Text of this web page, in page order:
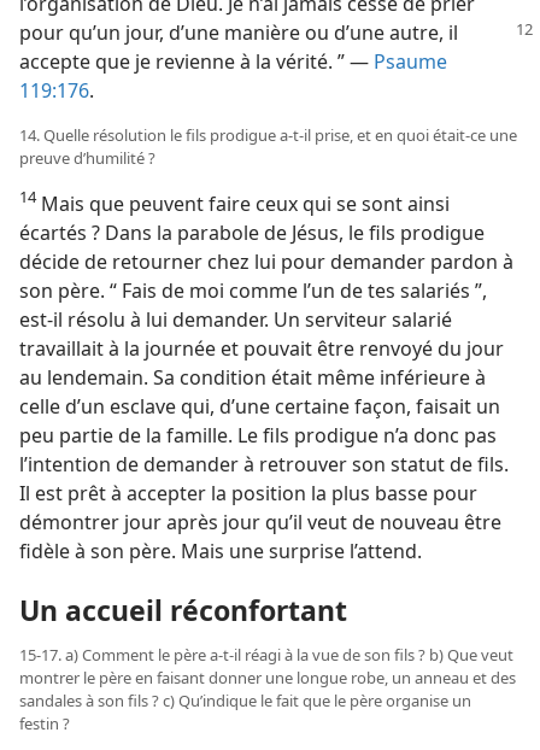
pour qu’un jour, d’une manière ou d’une autre, il
accepte que je revienne à la vérité. ” — Psaume
119:176.
14. Quelle résolution le fils prodigue a-​t-​il prise, et en quoi était-​ce une
preuve d’humilité ?
14Mais que peuvent faire ceux qui se sont ainsi
écartés ? Dans la parabole de Jésus, le fils prodigue
décide de retourner chez lui pour demander pardon à
son père. “ Fais de moi comme l’un de tes salariés ”,
est-​il résolu à lui demander. Un serviteur salarié
travaillait à la journée et pouvait être renvoyé du jour
au lendemain. Sa condition était même inférieure à
celle d’un esclave qui, d’une certaine façon, faisait un
peu partie de la famille. Le fils prodigue n’a donc pas
l’intention de demander à retrouver son statut de fils.
Il est prêt à accepter la position la plus basse pour
démontrer jour après jour qu’il veut de nouveau être
fidèle à son père. Mais une surprise l’attend.
Un accueil réconfortant
15-17. a) Comment le père a-​t-​il réagi à la vue de son fils ? b) Que veut
montrer le père en faisant donner une longue robe, un anneau et des
sandales à son fils ? c) Qu’indique le fait que le père organise un
festin ?